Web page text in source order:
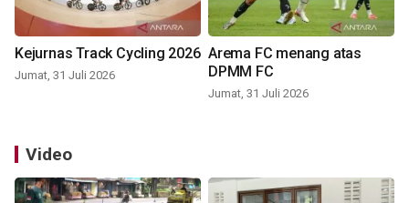
Kejurnas Track Cycling 2026
Jumat, 31 Juli 2026
Arema FC menang atas
DPMM FC
Jumat, 31 Juli 2026
Video